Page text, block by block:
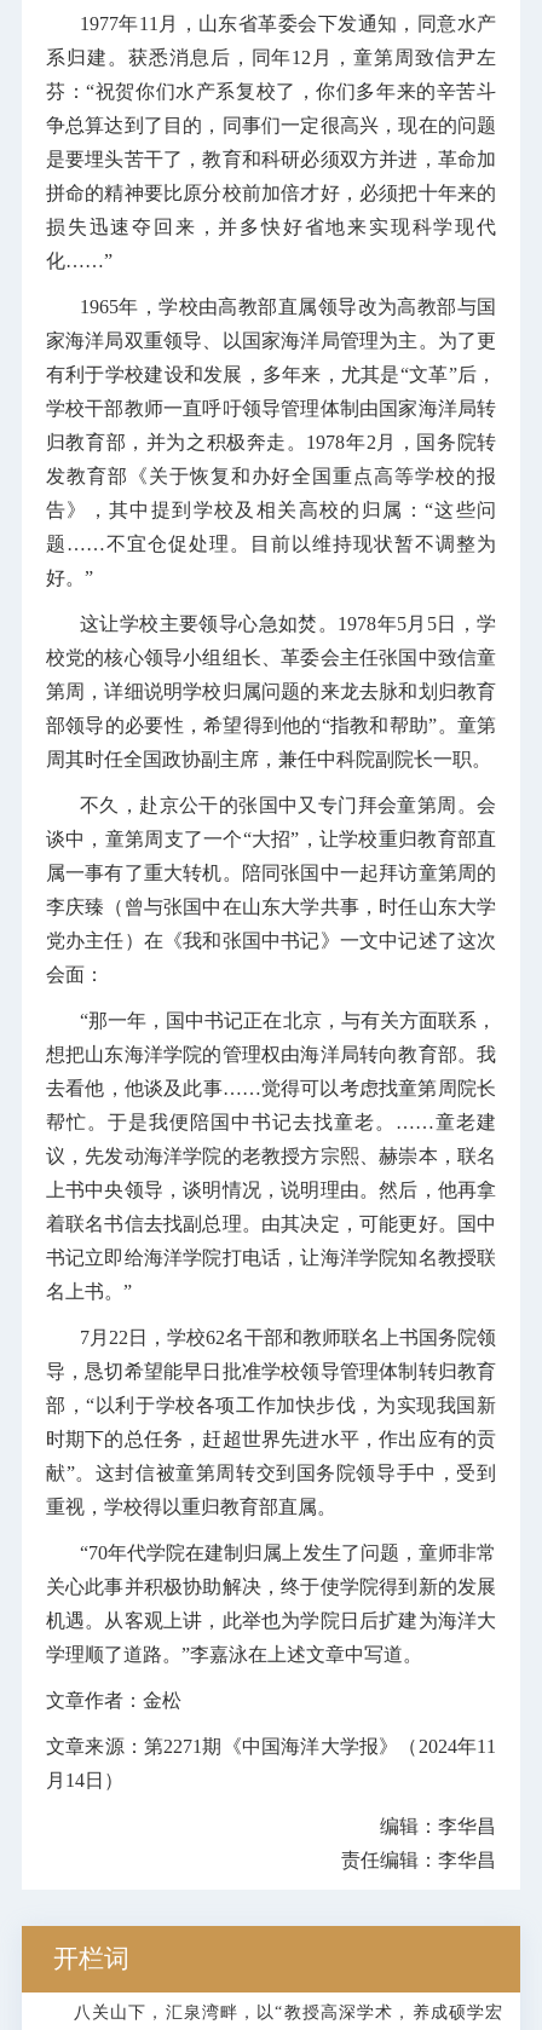
1977年11月，山东省革委会下发通知，同意水产
系归建。获悉消息后，同年12月，童第周致信尹左
芬：“祝贺你们水产系复校了，你们多年来的辛苦斗
争总算达到了目的，同事们一定很高兴，现在的问题
是要埋头苦干了，教育和科研必须双方并进，革命加
拼命的精神要比原分校前加倍才好，必须把十年来的
损失迅速夺回来，并多快好省地来实现科学现代
化……”
1965年，学校由高教部直属领导改为高教部与国
家海洋局双重领导、以国家海洋局管理为主。为了更
有利于学校建设和发展，多年来，尤其是“文革”后，
学校干部教师一直呼吁领导管理体制由国家海洋局转
归教育部，并为之积极奔走。1978年2月，国务院转
发教育部《关于恢复和办好全国重点高等学校的报
告》，其中提到学校及相关高校的归属：“这些问
题……不宜仓促处理。目前以维持现状暂不调整为
好。”
这让学校主要领导心急如焚。1978年5月5日，学
校党的核心领导小组组长、革委会主任张国中致信童
第周，详细说明学校归属问题的来龙去脉和划归教育
部领导的必要性，希望得到他的“指教和帮助”。童第
周其时任全国政协副主席，兼任中科院副院长一职。
不久，赴京公干的张国中又专门拜会童第周。会
谈中，童第周支了一个“大招”，让学校重归教育部直
属一事有了重大转机。陪同张国中一起拜访童第周的
李庆臻（曾与张国中在山东大学共事，时任山东大学
党办主任）在《我和张国中书记》一文中记述了这次
会面：
“那一年，国中书记正在北京，与有关方面联系，
想把山东海洋学院的管理权由海洋局转向教育部。我
去看他，他谈及此事……觉得可以考虑找童第周院长
帮忙。于是我便陪国中书记去找童老。……童老建
议，先发动海洋学院的老教授方宗熙、赫崇本，联名
上书中央领导，谈明情况，说明理由。然后，他再拿
着联名书信去找副总理。由其决定，可能更好。国中
书记立即给海洋学院打电话，让海洋学院知名教授联
名上书。”
7月22日，学校62名干部和教师联名上书国务院领
导，恳切希望能早日批准学校领导管理体制转归教育
部，“以利于学校各项工作加快步伐，为实现我国新
时期下的总任务，赶超世界先进水平，作出应有的贡
献”。这封信被童第周转交到国务院领导手中，受到
重视，学校得以重归教育部直属。
“70年代学院在建制归属上发生了问题，童师非常
关心此事并积极协助解决，终于使学院得到新的发展
机遇。从客观上讲，此举也为学院日后扩建为海洋大
学理顺了道路。”李嘉泳在上述文章中写道。
文章作者：金松
文章来源：第2271期《中国海洋大学报》（2024年11
月14日）
编辑：李华昌
责任编辑：李华昌
开栏词
八关山下，汇泉湾畔，以“教授高深学术，养成硕学宏